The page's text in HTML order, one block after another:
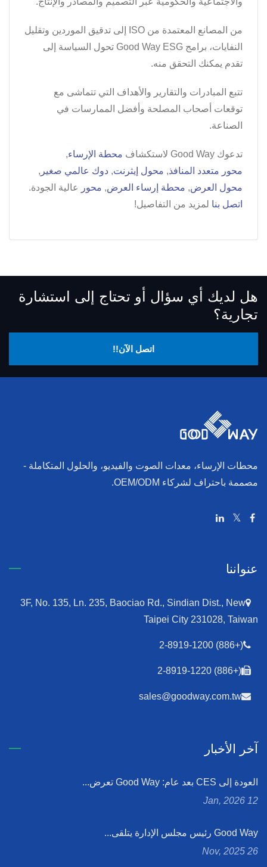
من المصانع المعتمدة من ISO إلى تدقيق الموردين وتقليل
النفايات، برامج Good Way ESG تحول السياسة إلى
تقدم يمكنك التحقق منه.
تتبع المبادرات والتقارير والأهداف التي تتماشى مع
توقعات أصحاب المصلحة وأفضل الممارسات في
الصناعة.
تدعوك Good Way لاستكشاف محطة الإرساء,
محور متعدد المنافذ, محول إيثرنت, دوك عالمي صغير ,
محول العرض, محطة إرساء العرض, محور
عالية الجودة.
اتصل بنا لمزيد من التفاصيل!
هل لديك أي سؤال أو تحتاج إلى استشارة
تجارية؟
اتصل الآن!!
محطات الإرساء، معدات الصوت والفيديو، والحلول المتكاملة -
مصممة باحتراف لشركاء OEM/ODM.
عنواننا
3F, No. 135, Ln. 235, Baociao Rd., Sindian Dist., New
Taipei City 231028, Taiwan
(+886) 2-8919-1200
(+886) 2-8919-1220
sales@goodway.com.tw
آخر الأخبار
العودة إلى CES بعد عام: Good Way تعرض...
12 Jan, 2026
Good Way رئيس مجلس الإدارة يتلقى...
26 Nov, 2025